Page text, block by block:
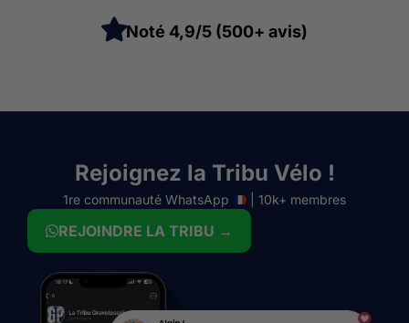
Noté 4,9/5 (500+ avis)
Rejoignez la Tribu Vélo !
1re communauté WhatsApp | 10k+ membres
REJOINDRE LA TRIBU →